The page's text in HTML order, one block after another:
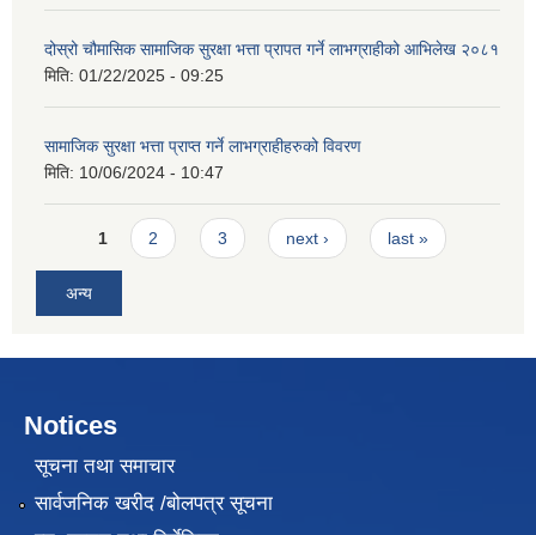
दोस्रो चौमासिक सामाजिक सुरक्षा भत्ता प्रापत गर्ने लाभग्राहीको आभिलेख २०८१
मिति: 01/22/2025 - 09:25
सामाजिक सुरक्षा भत्ता प्राप्त गर्ने लाभग्राहीहरुको विवरण
मिति: 10/06/2024 - 10:47
Pages
1 2 3 next › last »
अन्य
Notices
सूचना तथा समाचार
सार्वजनिक खरीद /बोलपत्र सूचना